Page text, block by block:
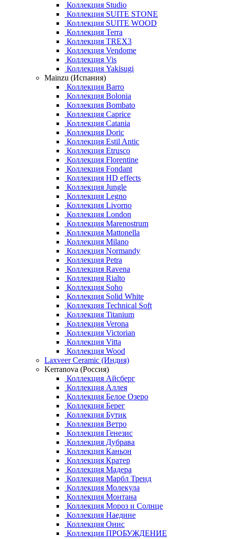
Коллекция Studio
Коллекция SUITE STONE
Коллекция SUITE WOOD
Коллекция Terra
Коллекция TREX3
Коллекция Vendome
Коллекция Vis
Коллекция Yakisugi
Mainzu (Испания)
Коллекция Barro
Коллекция Bolonia
Коллекция Bombato
Коллекция Caprice
Коллекция Catania
Коллекция Doric
Коллекция Estil Antic
Коллекция Etrusco
Коллекция Florentine
Коллекция Fondant
Коллекция HD effects
Коллекция Jungle
Коллекция Legno
Коллекция Livorno
Коллекция London
Коллекция Marenostrum
Коллекция Mattonella
Коллекция Milano
Коллекция Normandy
Коллекция Petra
Коллекция Ravena
Коллекция Rialto
Коллекция Soho
Коллекция Solid White
Коллекция Technical Soft
Коллекция Titanium
Коллекция Verona
Коллекция Victorian
Коллекция Vitta
Коллекция Wood
Laxveer Ceramic (Индия)
Kerranova (Россия)
Коллекция Айсберг
Коллекция Аллея
Коллекция Белое Озеро
Коллекция Берег
Коллекция Бутик
Коллекция Ветро
Коллекция Генезис
Коллекция Дубрава
Коллекция Каньон
Коллекция Кратер
Коллекция Мадера
Коллекция Марбл Тренд
Коллекция Молекула
Коллекция Монтана
Коллекция Мороз и Солнце
Коллекция Наедине
Коллекция Онис
Коллекция ПРОБУЖДЕНИЕ